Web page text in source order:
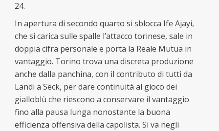
24.
In apertura di secondo quarto si sblocca Ife Ajayi,
che si carica sulle spalle l’attacco torinese, sale in
doppia cifra personale e porta la Reale Mutua in
vantaggio. Torino trova una discreta produzione
anche dalla panchina, con il contributo di tutti da
Landi a Seck, per dare continuità al gioco dei
gialloblù che riescono a conservare il vantaggio
fino alla pausa lunga nonostante la buona
efficienza offensiva della capolista. Si va negli